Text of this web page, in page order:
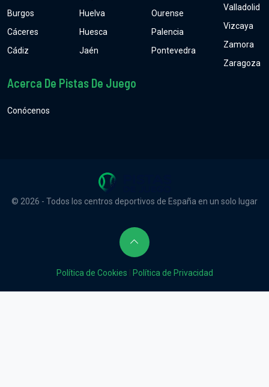
Burgos
Cáceres
Cádiz
Huelva
Huesca
Jaén
Ourense
Palencia
Pontevedra
Valladolid
Vizcaya
Zamora
Zaragoza
Acerca De Pistas De Juego
Conócenos
© 2026 - Todos los centros deportivos de España en un solo lugar
Política de Cookies Política de Privacidad